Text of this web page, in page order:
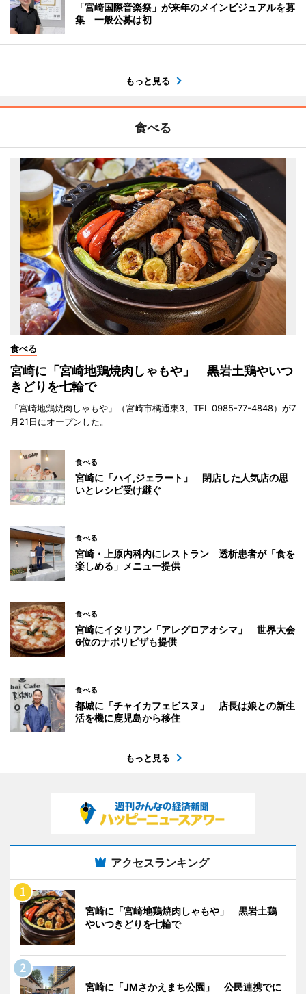
「宮崎国際音楽祭」が来年のメインビジュアルを募
集 一般公募は初
もっと見る
食べる
食べる
宮崎に「宮崎地鶏焼肉しゃもや」 黒岩土鶏やいつ
きどりを七輪で
「宮崎地鶏焼肉しゃもや」（宮崎市橘通東3、TEL 0985-77-4848）が7
月21日にオープンした。
食べる
宮崎に「ハイ,ジェラート」 閉店した人気店の思
いとレシピ受け継ぐ
食べる
宮崎・上原内科内にレストラン 透析患者が「食を
楽しめる」メニュー提供
食べる
宮崎にイタリアン「アレグロアオシマ」 世界大会
6位のナポリピザも提供
食べる
都城に「チャイカフェビスヌ」 店長は娘との新生
活を機に鹿児島から移住
もっと見る
アクセスランキング
宮崎に「宮崎地鶏焼肉しゃもや」 黒岩土鶏
やいつきどりを七輪で
宮崎に「JMさかえまち公園」 公民連携でに